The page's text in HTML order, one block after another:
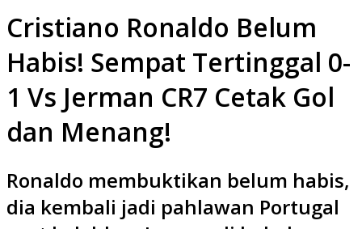
Cristiano Ronaldo Belum
Habis! Sempat Tertinggal 0-
1 Vs Jerman CR7 Cetak Gol
dan Menang!
Ronaldo membuktikan belum habis,
dia kembali jadi pahlawan Portugal